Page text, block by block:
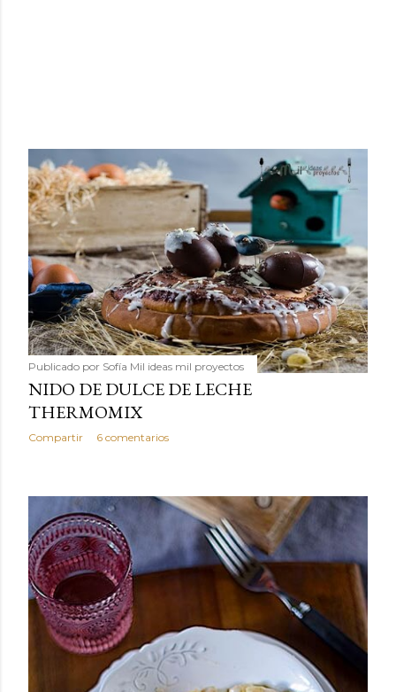
Publicado por Sofía Mil ideas mil proyectos
NIDO DE DULCE DE LECHE
THERMOMIX
Compartir 6 comentarios